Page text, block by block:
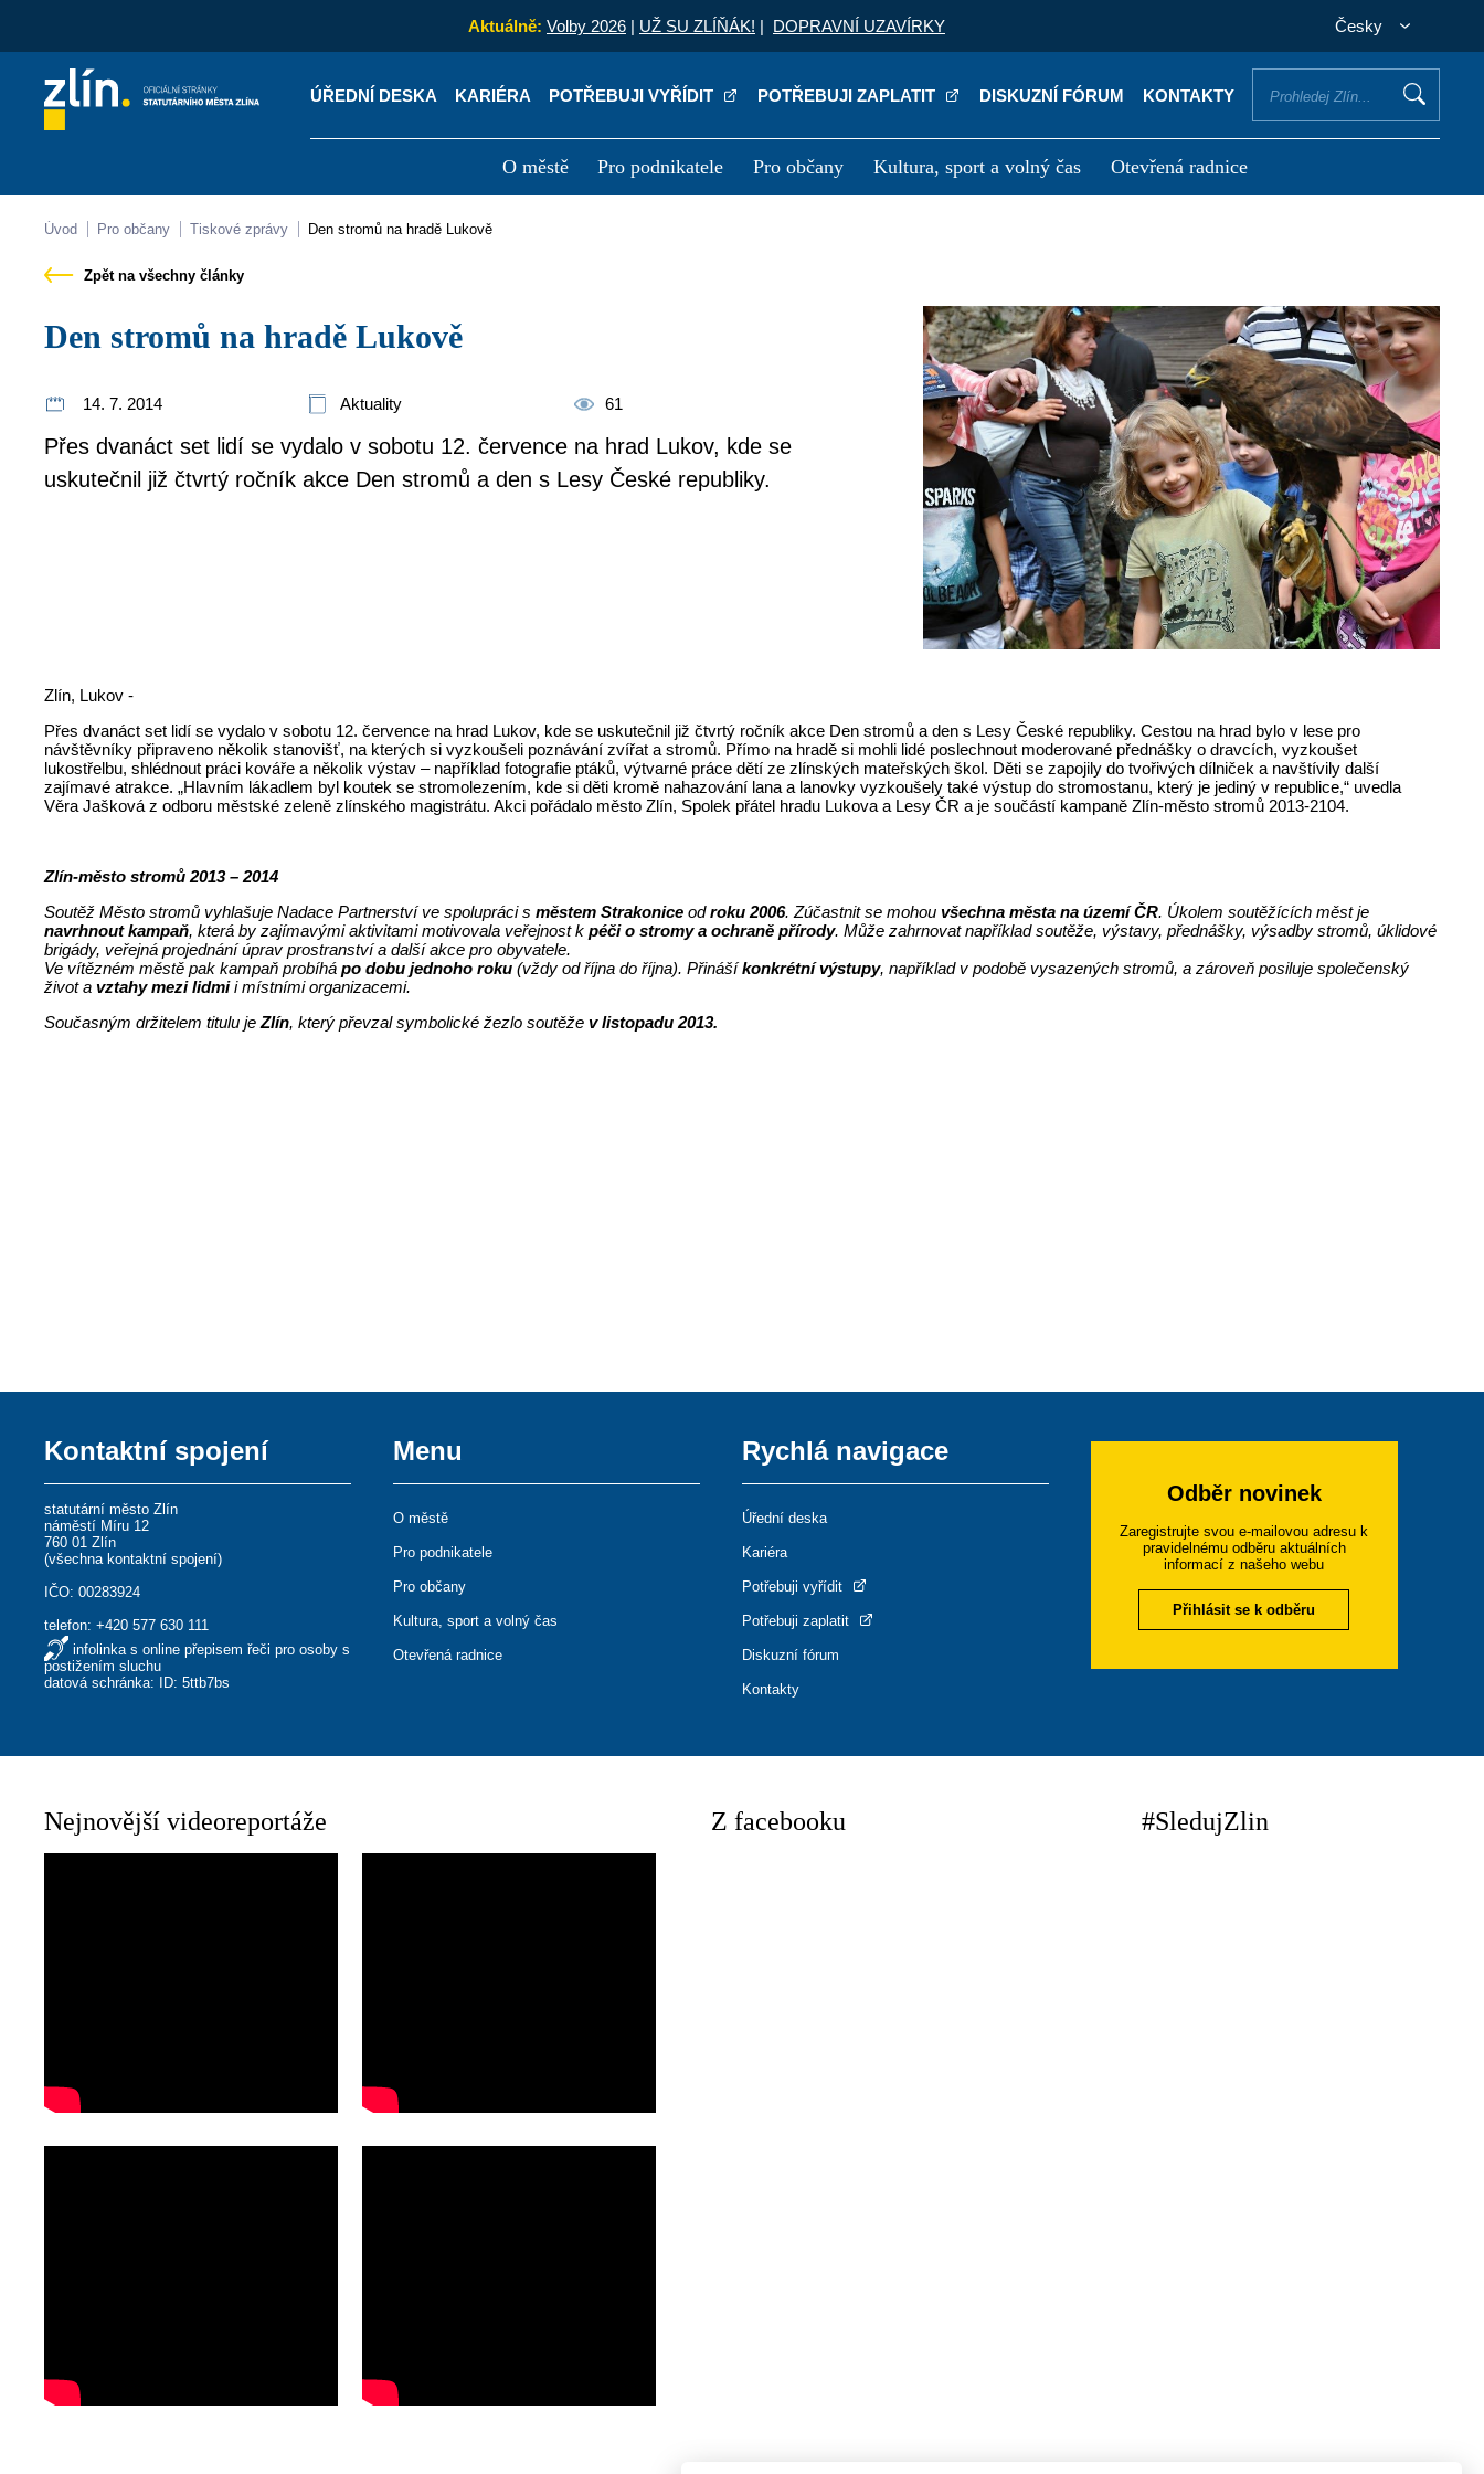
Aktuálně: Volby 2026 | UŽ SU ZLÍŇÁK! | DOPRAVNÍ UZAVÍRKY Česky
ÚŘEDNÍ DESKA KARIÉRA POTŘEBUJI VYŘÍDIT POTŘEBUJI ZAPLATIT DISKUZNÍ FÓRUM KONTAKTY
O městě Pro podnikatele Pro občany Kultura, sport a volný čas Otevřená radnice
Kontakty Úřední deska
Úvod Pro občany Tiskové zprávy Den stromů na hradě Lukově
Zpět na všechny články
Den stromů na hradě Lukově
14. 7. 2014 Aktuality 61
Přes dvanáct set lidí se vydalo v sobotu 12. července na hrad Lukov, kde se
uskutečnil již čtvrtý ročník akce Den stromů a den s Lesy České republiky.
Zlín, Lukov -
Přes dvanáct set lidí se vydalo v sobotu 12. července na hrad Lukov, kde se uskutečnil již čtvrtý ročník akce Den stromů a den s Lesy České republiky. Cestou na hrad bylo v lese pro
návštěvníky připraveno několik stanovišť, na kterých si vyzkoušeli poznávání zvířat a stromů. Přímo na hradě si mohli lidé poslechnout moderované přednášky o dravcích, vyzkoušet
lukostřelbu, shlédnout práci kováře a několik výstav – například fotografie ptáků, výtvarné práce dětí ze zlínských mateřských škol. Děti se zapojily do tvořivých dílniček a navštívily další
zajímavé atrakce. „Hlavním lákadlem byl koutek se stromolezením, kde si děti kromě nahazování lana a lanovky vyzkoušely také výstup do stromostanu, který je jediný v republice,“ uvedla
Věra Jašková z odboru městské zeleně zlínského magistrátu. Akci pořádalo město Zlín, Spolek přátel hradu Lukova a Lesy ČR a je součástí kampaně Zlín-město stromů 2013-2104.
Zlín-město stromů 2013 – 2014
Soutěž Město stromů vyhlašuje Nadace Partnerství ve spolupráci směstem Strakonice odroku 2006. Zúčastnit se mohouvšechna města na území ČR. Úkolem soutěžících měst je
navrhnout kampaň, která by zajímavými aktivitami motivovala veřejnost kpéči o stromy a ochraně přírody. Může zahrnovat například soutěže, výstavy, přednášky, výsadby stromů, úklidové
brigády, veřejná projednání úprav prostranství a další akce pro obyvatele.
Ve vítězném městě pak kampaň probíhápo dobu jednoho roku (vždy od října do října). Přinášíkonkrétní výstupy, například v podobě vysazených stromů, a zároveň posiluje společenský
život avztahy mezi lidmii místními organizacemi.
Současným držitelem titulu jeZlín, který převzal symbolické žezlo soutěžev listopadu 2013.
Kontaktní spojení
statutární město Zlín
náměstí Míru 12
760 01 Zlín
(všechna kontaktní spojení)
IČO: 00283924
telefon:+420 577 630 111
infolinka s online přepisem řeči pro osoby s
postižením sluchu
datová schránka: ID: 5ttb7bs
Menu
O městě
Pro podnikatele
Pro občany
Kultura, sport a volný čas
Otevřená radnice
Rychlá navigace
Úřední deska
Kariéra
Potřebuji vyřídit
Potřebuji zaplatit
Diskuzní fórum
Kontakty
Odběr novinek
Zaregistrujte svou e-mailovou adresu k
pravidelnému odběru aktuálních
informací z našeho webu
Přihlásit se k odběru
Nejnovější videoreportáže Z facebooku #SledujZlin